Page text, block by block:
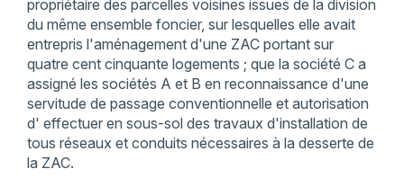
propriétaire des parcelles voisines issues de la division
du même ensemble foncier, sur lesquelles elle avait
entrepris l'aménagement d'une ZAC portant sur
quatre cent cinquante logements ; que la société C a
assigné les sociétés A et B en reconnaissance d'une
servitude de passage conventionnelle et autorisation
d' effectuer en sous-sol des travaux d'installation de
tous réseaux et conduits nécessaires à la desserte de
la ZAC.